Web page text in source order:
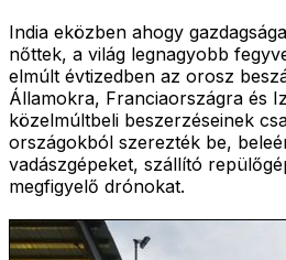
India eközben ahogy
nőttek, a világ legnagyobb
elmúlt évtizedben az orosz
Államokra, Franciaországra és
közelmúltbeli beszerzéseinek
országokból szerezték be,
vadászgépeket, szállító
megfigyelő drónokat.